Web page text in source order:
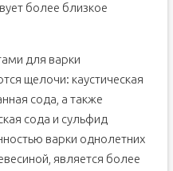
более близкое
для варки
щелочи: каустическая
сода, а также
сода и сульфид
варки однолетних
является более